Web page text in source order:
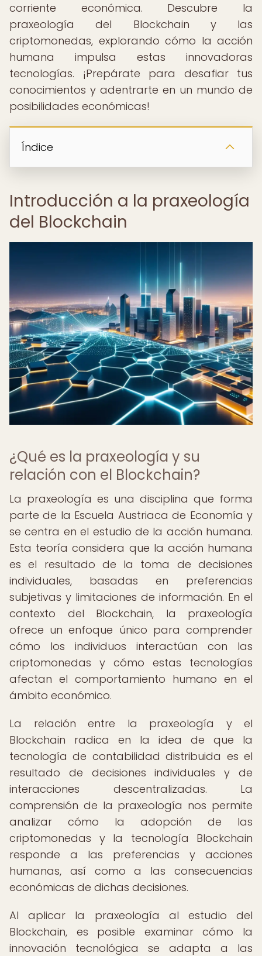
corriente económica. Descubre la
praxeología del Blockchain y las
criptomonedas, explorando cómo la acción
humana impulsa estas innovadoras
tecnologías. ¡Prepárate para desafiar tus
conocimientos y adentrarte en un mundo de
posibilidades económicas!
Índice
Introducción a la praxeología
del Blockchain
¿Qué es la praxeología y su
relación con el Blockchain?
La praxeología es una disciplina que forma
parte de la Escuela Austriaca de Economía y
se centra en el estudio de la acción humana.
Esta teoría considera que la acción humana
es el resultado de la toma de decisiones
individuales, basadas en preferencias
subjetivas y limitaciones de información. En el
contexto del Blockchain, la praxeología
ofrece un enfoque único para comprender
cómo los individuos interactúan con las
criptomonedas y cómo estas tecnologías
afectan el comportamiento humano en el
ámbito económico.
La relación entre la praxeología y el
Blockchain radica en la idea de que la
tecnología de contabilidad distribuida es el
resultado de decisiones individuales y de
interacciones descentralizadas. La
comprensión de la praxeología nos permite
analizar cómo la adopción de las
criptomonedas y la tecnología Blockchain
responde a las preferencias y acciones
humanas, así como a las consecuencias
económicas de dichas decisiones.
Al aplicar la praxeología al estudio del
Blockchain, es posible examinar cómo la
innovación tecnológica se adapta a las